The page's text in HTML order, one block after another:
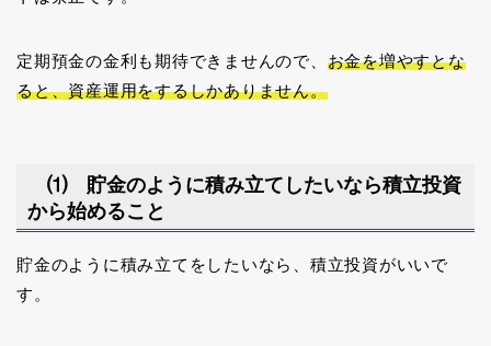
定期預金の金利も期待できませんので、 お金を増やすとな
ると、資産運用をするしかありません。
⑴ 貯金のように積み立てしたいなら積立投資
から始めること
貯金のように積み立てをしたいなら、積立投資がいいで
す。